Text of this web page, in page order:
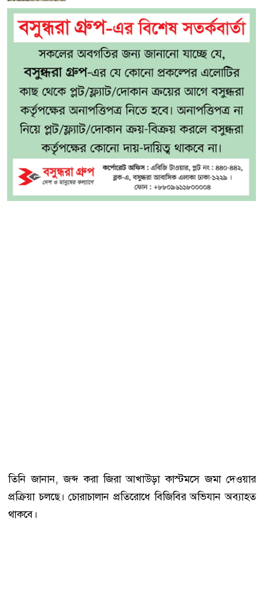
তিনি জানান, জব্দ করা জিরা আখাউড়া কাস্টমসে জমা দেওয়ার
প্রক্রিয়া চলছে। চোরাচালান প্রতিরোধে বিজিবির অভিযান অব্যাহত
থাকবে।